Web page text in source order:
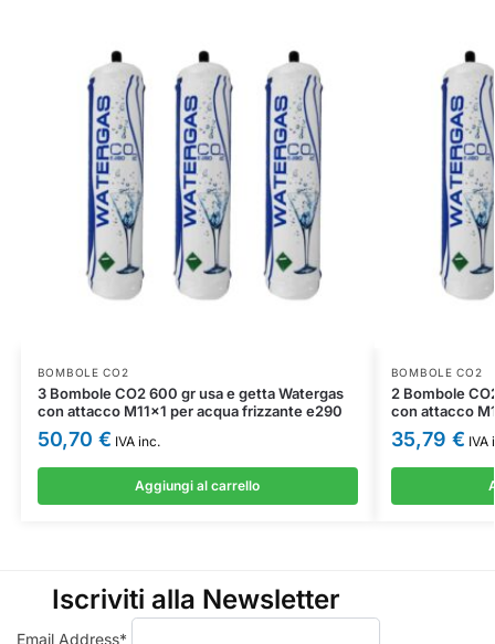
BOMBOLE CO2
3 Bombole CO2 600 gr usa e getta Watergas
con attacco M11x1 per acqua frizzante e290
50,70 € IVA inc.
Aggiungi al carrello
BOMBOLE CO2
2 Bombole
con attacco
35,79 € IVA
Iscriviti alla Newsletter
Email Address*